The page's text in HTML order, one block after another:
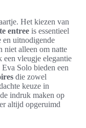
Het kiezen van
entree is essentieel
en uitnodigende
niet alleen om natte
een vleugje elegantie
Solo bieden een
die zowel
keuze in
indruk maken op
altijd opgeruimd